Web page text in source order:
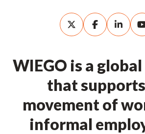
WIEGO is a
that
movement of
informal